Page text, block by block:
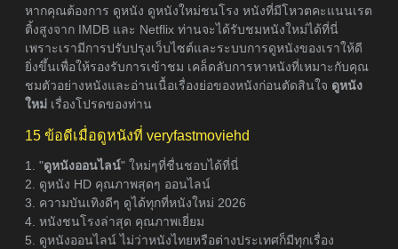
หากคุณต้องการ ดูหนัง ดูหนังใหม่ชนโรง หนังที่มีโหวตคะแนนเรต
ติ้งสูงจาก IMDB และ Netflix ท่านจะได้รับชมหนังใหม่ได้ที่นี่
เพราะเรามีการปรับปรุงเว็บไซต์และระบบการดูหนังของเราให้ดี
ยิ่งขึ้นเพื่อให้รองรับการเข้าชม เคล็ดลับการหาหนังที่เหมาะกับคุณ
ชมตัวอย่างหนังและอ่านเนื้อเรื่องย่อของหนังก่อนตัดสินใจ ดูหนัง
ใหม่ เรื่องโปรดของท่าน
15 ข้อดีเมื่อดูหนังที่ veryfastmoviehd
1. "ดูหนังออนไลน์" ใหม่ๆที่ชื่นชอบได้ที่นี่
2. ดูหนัง HD คุณภาพสุดๆ ออนไลน์
3. ความบันเทิงดีๆ ดูได้ทุกที่หนังใหม่ 2026
4. หนังชนโรงล่าสุด คุณภาพเยี่ยม
5. ดูหนังออนไลน์ ไม่ว่าหนังไทยหรือต่างประเทศก็มีทุกเรื่อง